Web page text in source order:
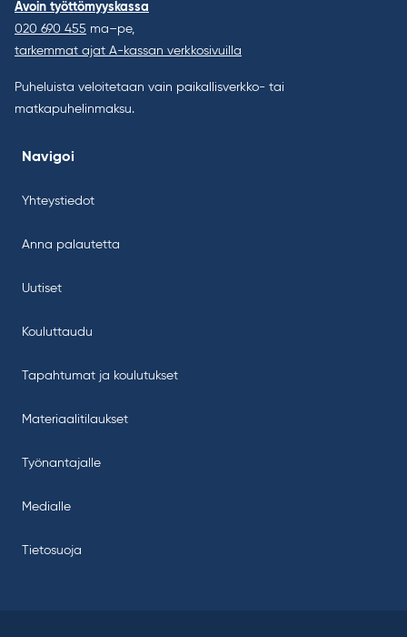
Avoin työttömyyskassa
020 690 455 ma–pe,
tarkemmat ajat A-kassan verkkosivuilla
Puheluista veloitetaan vain paikallisverkko- tai
matkapuhelinmaksu.
Navigoi
Yhteystiedot
Anna palautetta
Uutiset
Kouluttaudu
Tapahtumat ja koulutukset
Materiaalitilaukset
Työnantajalle
Medialle
Tietosuoja